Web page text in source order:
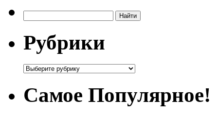
Рубрики
Самое Популярное!